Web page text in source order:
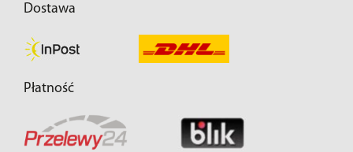
Dostawa
Płatność